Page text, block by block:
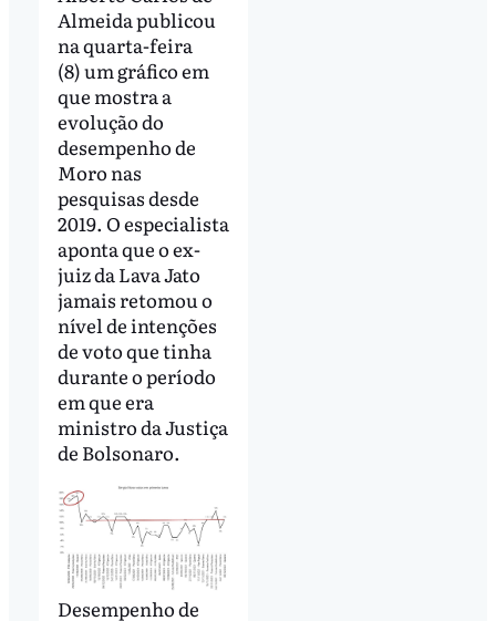
Almeida publicou
na quarta-feira
(8) um gráfico em
que mostra a
evolução do
desempenho de
Moro nas
pesquisas desde
2019. O especialista
aponta que o ex-
juiz da Lava Jato
jamais retomou o
nível de intenções
de voto que tinha
durante o período
em que era
ministro da Justiça
de Bolsonaro.
Desempenho de